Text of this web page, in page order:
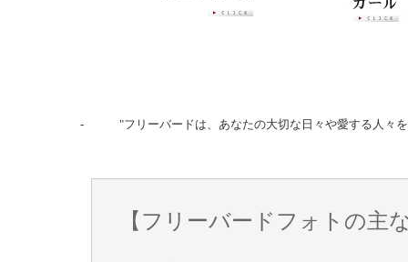
- "フリーバードは、あなたの大切な日々や愛する人々を
【フリーバードフォトの主